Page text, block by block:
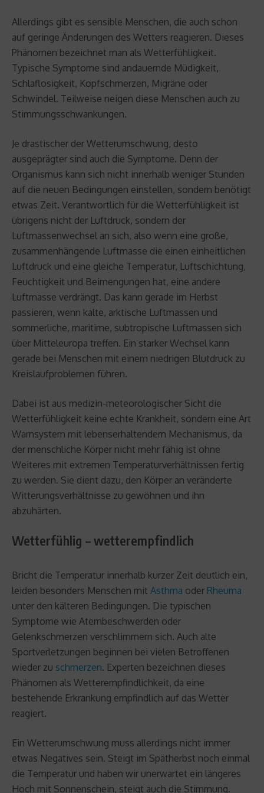
Allerdings gibt es sensible Menschen, die auch schon
auf geringe Änderungen des Wetters reagieren. Dieses
Phänomen bezeichnet man als Wetterfühligkeit.
Typische Symptome sind andauernde Müdigkeit,
Schlaflosigkeit, Kopfschmerzen, Migräne oder
Schwindel. Teilweise neigen diese Menschen auch zu
Stimmungsschwankungen.
Je drastischer der Wetterumschwung, desto
ausgeprägter sind auch die Symptome. Denn der
Organismus kann sich nicht innerhalb weniger Stunden
auf die neuen Bedingungen einstellen, sondern benötigt
etwas Zeit. Verantwortlich für die Wetterfühligkeit ist
übrigens nicht der Luftdruck, sondern der
Luftmassenwechsel an sich, also wenn eine große,
zusammenhängende Luftmasse die einen einheitlichen
Luftdruck und eine gleiche Temperatur, Luftschichtung,
Feuchtigkeit und Beimengungen hat, eine andere
Luftmasse verdrängt. Das kann gerade im Herbst
passieren, wenn kalte, arktische Luftmassen und
sommerliche, maritime, subtropische Luftmassen sich
über Mitteleuropa treffen. Ein starker Wechsel kann
gerade bei Menschen mit einem niedrigen Blutdruck zu
Kreislaufproblemen führen.
Dabei ist aus medizin-meteorologischer Sicht die
Wetterfühligkeit keine echte Krankheit, sondern eine Art
Warnsystem mit lebenserhaltendem Mechanismus, da
der menschliche Körper nicht mehr fähig ist ohne
Weiteres mit extremen Temperaturverhältnissen fertig
zu werden. Sie dient dazu, den Körper an veränderte
Witterungsverhältnisse zu gewöhnen und ihn
abzuhärten.
Wetterfühlig – wetterempfindlich
Bricht die Temperatur innerhalb kurzer Zeit deutlich ein,
leiden besonders Menschen mit Asthma oder Rheuma
unter den kälteren Bedingungen. Die typischen
Symptome wie Atembeschwerden oder
Gelenkschmerzen verschlimmern sich. Auch alte
Sportverletzungen beginnen bei vielen Betroffenen
wieder zu schmerzen. Experten bezeichnen dieses
Phänomen als Wetterempfindlichkeit, da eine
bestehende Erkrankung empfindlich auf das Wetter
reagiert.
Ein Wetterumschwung muss allerdings nicht immer
etwas Negatives sein. Steigt im Spätherbst noch einmal
die Temperatur und haben wir unerwartet ein längeres
Hoch mit Sonnenschein, steigt auch die Stimmung.